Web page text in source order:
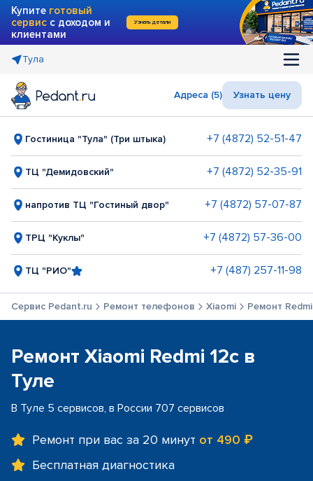
Купите готовый
сервис с доходом и
клиентами
Узнать детали
Тула
Адреса (5) Узнать цену
Гостиница "Тула" (Три штыка) +7 (4872) 52-51-47
ТЦ "Демидовский" +7 (4872) 52-35-91
напротив ТЦ "Гостиный двор" +7 (4872) 57-07-87
ТРЦ "Куклы" +7 (4872) 57-36-00
ТЦ "РИО" +7 (487) 257-11-98
Сервис Pedant.ru Ремонт телефонов Xiaomi Ремонт
Ремонт Xiaomi Redmi 12c в
Туле
В Туле 5 сервисов, в России 707 сервисов
Ремонт при вас за 20 минут от 490 ₽
Бесплатная диагностика